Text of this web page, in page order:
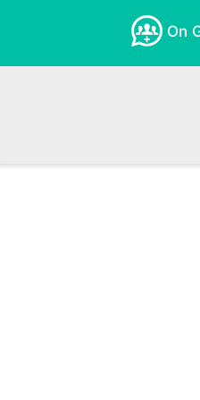
On